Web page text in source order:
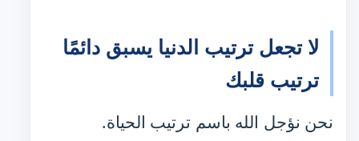
لا تجعل ترتيب الدنيا يسبق دائمًا
ترتيب قلبك
نحن نؤجل الله باسم ترتيب الحياة.